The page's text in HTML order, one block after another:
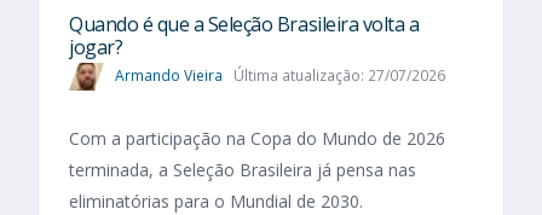
Quando é que a Seleção Brasileira volta a
jogar?
Armando Vieira Última atualização: 27/07/2026
Com a participação na Copa do Mundo de 2026
terminada, a Seleção Brasileira já pensa nas
eliminatórias para o Mundial de 2030.